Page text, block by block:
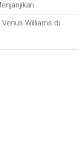
Williams di